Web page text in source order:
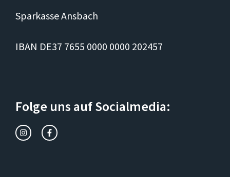
Sparkasse Ansbach
IBAN DE37 7655 0000 0000 202457
Folge uns auf Socialmedia: